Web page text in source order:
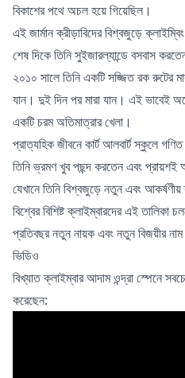
বিকাশের পথে অচল হয়ে গিয়েছিল।
এই জার্মান ক্রীড়াবিদের বিশ্বজুড়ে
শেষ দিকে তিনি সুইজারল্যান্ডে বসবাস
২০১০ সালে তিনি একটি সজ্জিত রক রুটের
যান। দুই দিন পর মারা যান। এই ভাবেই
একটি চরম অতিমাত্রার খেলা।
প্রাত্যহিক জীবনে কার্ট আলবার্ট স্কুলে গণিত
তিনি ভ্রমণ খুব পছন্দ করতেন এবং
যেখানে তিনি বিশ্বজুড়ে নতুন এবং
বিশ্বের বিশিষ্ট ক্লাইম্বারদের এই
প্রতিবছর নতুন নায়ক এবং নতুন বিজয়ীর
ভিডিও
বিখ্যাত ক্লাইম্বার আদাম ওন্দ্রা স্পেনে
করেছেন: